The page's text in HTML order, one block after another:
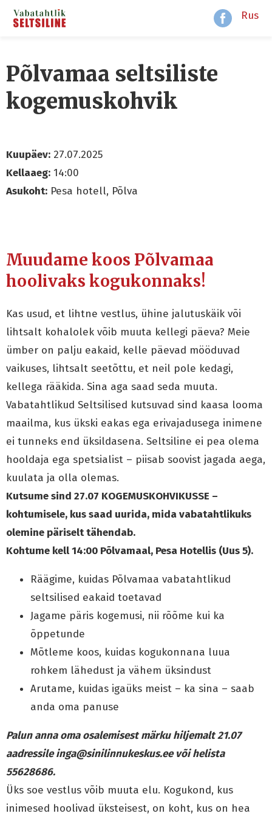
Rus
Põlvamaa seltsiliste
kogemuskohvik
Kuupäev: 27.07.2025
Kellaaeg: 14:00
Asukoht: Pesa hotell, Põlva
Muudame koos Põlvamaa
hoolivaks kogukonnaks!
Kas usud, et lihtne vestlus, ühine jalutuskäik või
lihtsalt kohalolek võib muuta kellegi päeva? Meie
ümber on palju eakaid, kelle päevad mööduvad
vaikuses, lihtsalt seetõttu, et neil pole kedagi,
kellega rääkida. Sina aga saad seda muuta.
Vabatahtlikud Seltsilised kutsuvad sind kaasa looma
maailma, kus ükski eakas ega erivajadusega inimene
ei tunneks end üksildasena. Seltsiline ei pea olema
hooldaja ega spetsialist – piisab soovist jagada aega,
kuulata ja olla olemas.
Kutsume sind 27.07 KOGEMUSKOHVIKUSSE –
kohtumisele, kus saad uurida, mida vabatahtlikuks
olemine päriselt tähendab.
Kohtume kell 14:00 Põlvamaal, Pesa Hotellis (Uus 5).
Räägime, kuidas Põlvamaa vabatahtlikud
seltsilised eakaid toetavad
Jagame päris kogemusi, nii rõõme kui ka
õppetunde
Mõtleme koos, kuidas kogukonnana luua
rohkem lähedust ja vähem üksindust
Arutame, kuidas igaüks meist – ka sina – saab
anda oma panuse
Palun anna oma osalemisest märku hiljemalt 21.07
aadressileinga@sinilinnukeskus.ee või helista
55628686.
Üks soe vestlus võib muuta elu. Kogukond, kus
inimesed hoolivad üksteisest, on koht, kus on hea